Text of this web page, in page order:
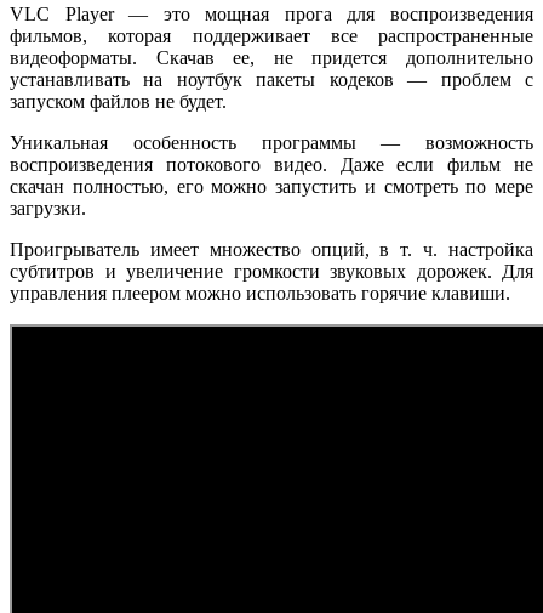
VLC Player — это мощная прога для воспроизведения
фильмов, которая поддерживает все распространенные
видеоформаты. Скачав ее, не придется дополнительно
устанавливать на ноутбук пакеты кодеков — проблем с
запуском файлов не будет.
Уникальная особенность программы — возможность
воспроизведения потокового видео. Даже если фильм не
скачан полностью, его можно запустить и смотреть по мере
загрузки.
Проигрыватель имеет множество опций, в т. ч. настройка
субтитров и увеличение громкости звуковых дорожек. Для
управления плеером можно использовать горячие клавиши.